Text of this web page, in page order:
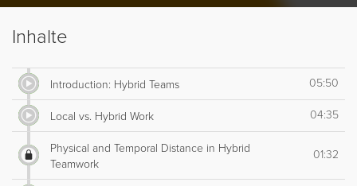
Inhalte
Introduction: Hybrid Teams 05:50
Local vs. Hybrid Work 04:35
Physical and Temporal Distance in Hybrid
Teamwork
01:32